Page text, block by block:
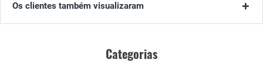
Os clientes também visualizaram
Categorias